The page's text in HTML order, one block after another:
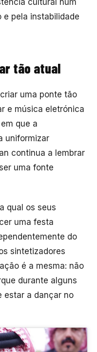
cultural num
pela instabilidade
tão atual
uma ponte tão
e música eletrónica
que a
uniformizar
continua a lembrar
uma fonte
qual os seus
uma festa
do
sintetizadores
é a mesma: não
durante alguns
estar a dançar no